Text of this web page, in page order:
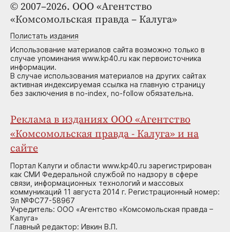
© 2007–2026. ООО «Агентство
«Комсомольская правда – Калуга»
Полистать издания
Использование материалов сайта возможно только в
случае упоминания www.kp40.ru как первоисточника
информации.
В случае использования материалов на других сайтах
активная индексируемая ссылка на главную страницу
без заключения в no-index, no-follow обязательна.
Реклама в изданиях ООО «Агентство
«Комсомольская правда - Калуга» и на
сайте
Портал Калуги и области www.kp40.ru зарегистрирован
как СМИ Федеральной службой по надзору в сфере
связи, информационных технологий и массовых
коммуникаций 11 августа 2014 г. Регистрационный номер:
Эл №ФС77-58967
Учредитель: ООО «Агентство «Комсомольская правда –
Калуга»
Главный редактор: Ивкин В.П.